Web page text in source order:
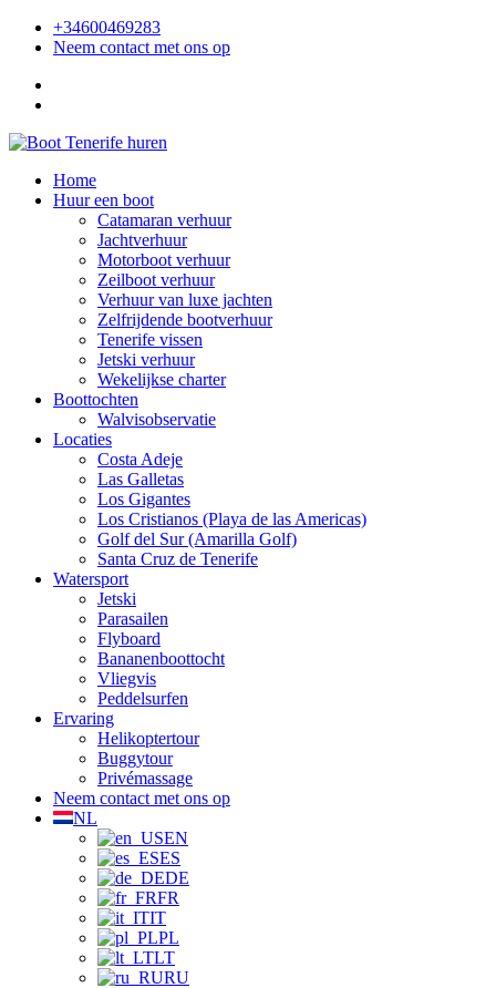
+34600469283
Neem contact met ons op
Home
Huur een boot
Catamaran verhuur
Jachtverhuur
Motorboot verhuur
Zeilboot verhuur
Verhuur van luxe jachten
Zelfrijdende bootverhuur
Tenerife vissen
Jetski verhuur
Wekelijkse charter
Boottochten
Walvisobservatie
Locaties
Costa Adeje
Las Galletas
Los Gigantes
Los Cristianos (Playa de las Americas)
Golf del Sur (Amarilla Golf)
Santa Cruz de Tenerife
Watersport
Jetski
Parasailen
Flyboard
Bananenboottocht
Vliegvis
Peddelsurfen
Ervaring
Helikoptertour
Buggytour
Privémassage
Neem contact met ons op
NL
EN
ES
DE
FR
IT
PL
LT
RU